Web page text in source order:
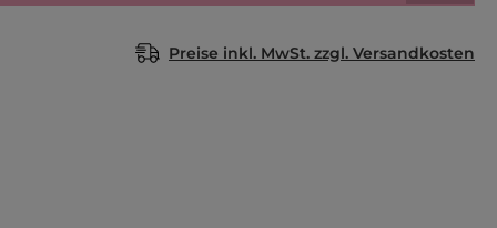
Preise inkl. MwSt. zzgl. Versandkosten